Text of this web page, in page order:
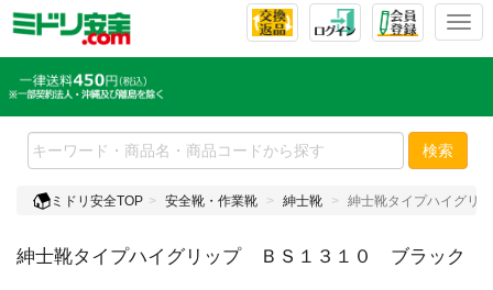
T
l
e
n
v
g
検索
ミドリ安全TOP 安全靴・作業靴 紳士靴 紳士靴タイプハイグ
紳士靴タイプハイグリップ ＢＳ１３１０ ブラック